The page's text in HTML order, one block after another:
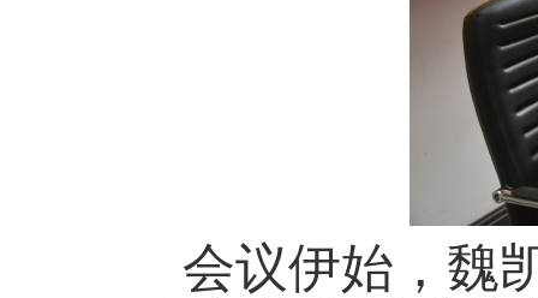
会议伊始，魏